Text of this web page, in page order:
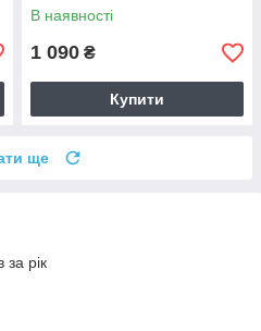
В наявності
1 090 ₴
Купити
ще
за рік